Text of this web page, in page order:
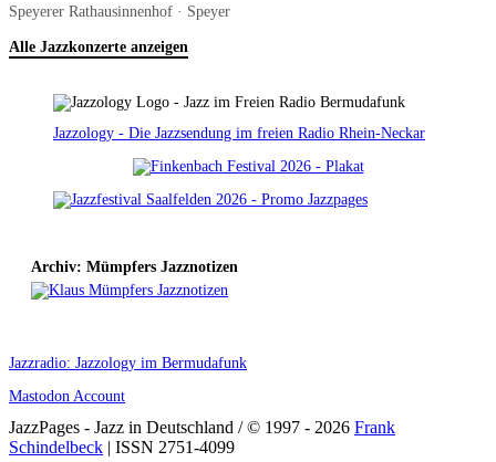
Speyerer Rathausinnenhof · Speyer
Alle Jazzkonzerte anzeigen
Jazzology - Die Jazzsendung im freien Radio Rhein-Neckar
Archiv: Mümpfers Jazznotizen
Jazzradio: Jazzology im Bermudafunk
Mastodon Account
JazzPages - Jazz in Deutschland / © 1997 - 2026 Frank
Schindelbeck | ISSN 2751-4099